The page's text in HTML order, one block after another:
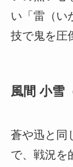
い「雷（い
技で鬼を圧
風間 小雪
蒼や迅と同
で、戦況を